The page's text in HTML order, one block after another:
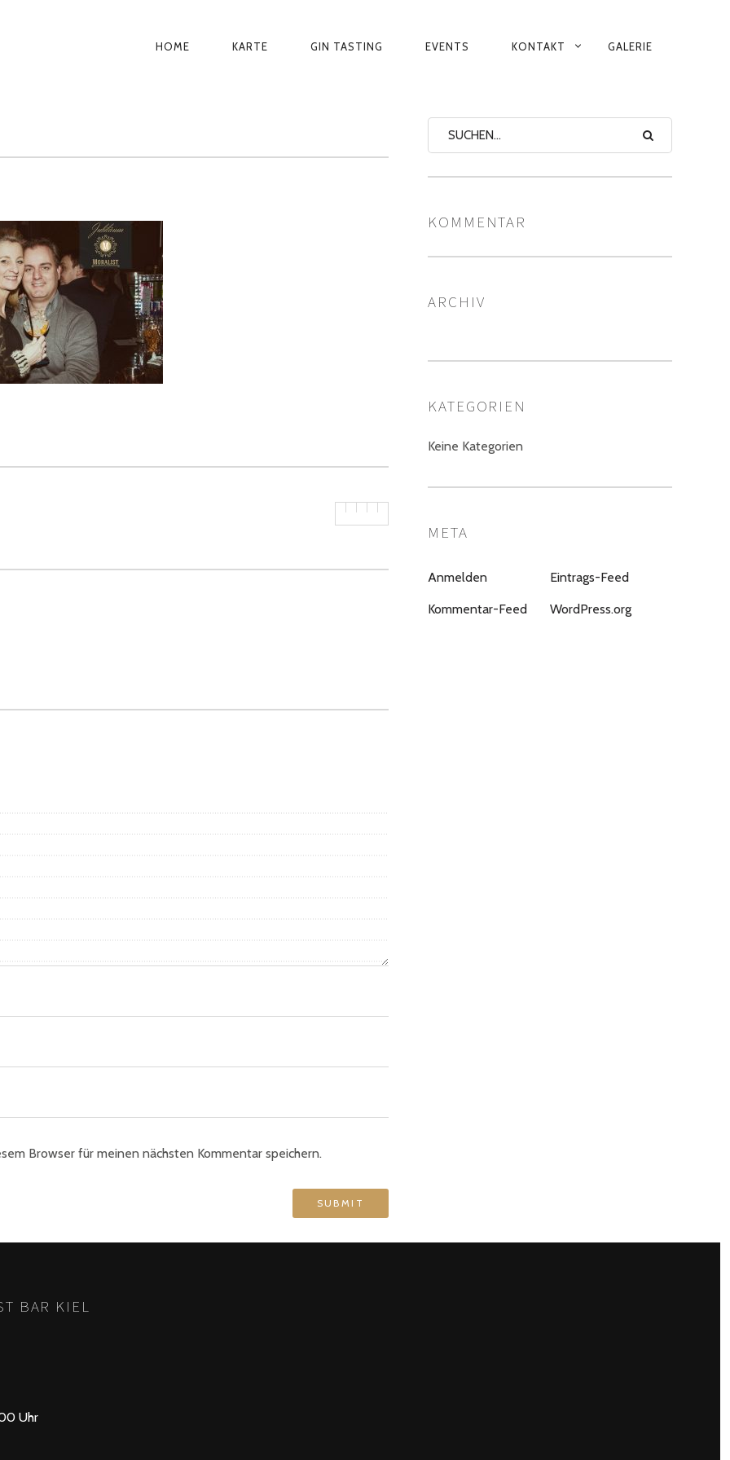
PRIMÄR-
HOME KARTE GIN TASTING EVENTS KONTAKT GALERIE
Browser für meinen nächsten Kommentar speichern.
KOMMENTAR
ARCHIV
KATEGORIEN
Keine Kategorien
META
Anmelden Eintrags-Feed
Kommentar-Feed WordPress.org
BAR KIEL
Uhr